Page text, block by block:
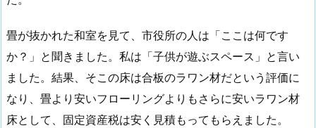
畳が抜かれた和室を見て、市役所の人は「ここは何です
か？」と聞きました。私は「子供が遊ぶスペース」と言い
ました。結果、そこの床は合板のラワン材だという評価に
なり、畳より安いフローリングよりもさらに安いラワン材
床として、固定資産税は安く見積もってもらえました。